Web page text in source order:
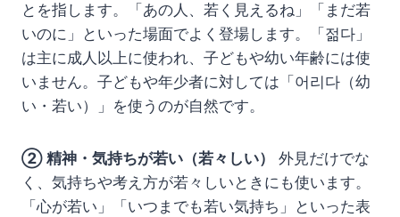
とを指します。「あの人、若く見えるね」「まだ若
いのに」といった場面でよく登場します。「젊다」
は主に成人以上に使われ、子どもや幼い年齢には使
いません。子どもや年少者に対しては「어리다（幼
い・若い）」を使うのが自然です。
② 精神・気持ちが若い（若々しい）
外見だけでな
く、気持ちや考え方が若々しいときにも使います。
「心が若い」「いつまでも若い気持ち」といった表